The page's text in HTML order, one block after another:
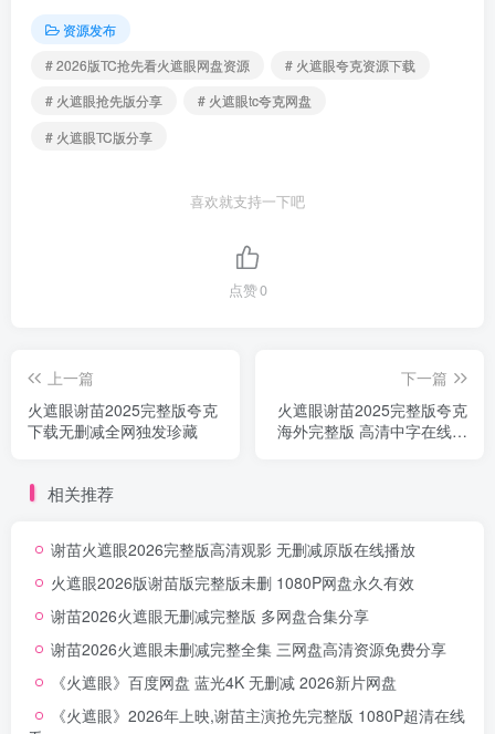
资源发布
# 2026版TC抢先看火遮眼网盘资源
# 火遮眼夸克资源下载
# 火遮眼抢先版分享
# 火遮眼tc夸克网盘
# 火遮眼TC版分享
喜欢就支持一下吧
点赞0
上一篇
火遮眼谢苗2025完整版夸克
下载无删减全网独发珍藏
下一篇
火遮眼谢苗2025完整版夸克
海外完整版 高清中字在线收
相关推荐
谢苗火遮眼2026完整版高清观影 无删减原版在线播放
火遮眼2026版谢苗版完整版未删 1080P网盘永久有效
谢苗2026火遮眼无删减完整版 多网盘合集分享
谢苗2026火遮眼未删减完整全集 三网盘高清资源免费分享
《火遮眼》百度网盘 蓝光4K 无删减 2026新片网盘
《火遮眼》2026年上映,谢苗主演抢先完整版 1080P超清在线